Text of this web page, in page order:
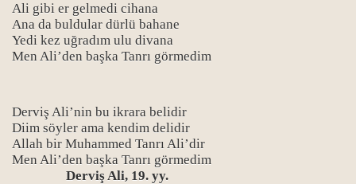
Ali gibi er gelmedi cihana
Ana da buldular dürlü bahane
Yedi kez uğradım ulu divana
Men Ali’den başka Tanrı görmedim
Derviş Ali’nin bu ikrara belidir
Diim söyler ama kendim delidir
Allah bir Muhammed Tanrı Ali’dir
Men Ali’den başka Tanrı görmedim
Derviş Ali, 19. yy.